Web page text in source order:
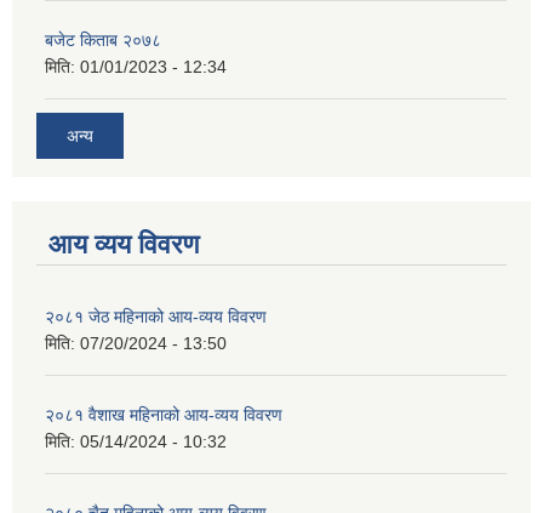
बजेट किताब २०७८
मिति: 01/01/2023 - 12:34
अन्य
आय व्यय विवरण
२०८१ जेठ महिनाको आय-व्यय विवरण
मिति: 07/20/2024 - 13:50
२०८१ वैशाख महिनाको आय-व्यय विवरण
मिति: 05/14/2024 - 10:32